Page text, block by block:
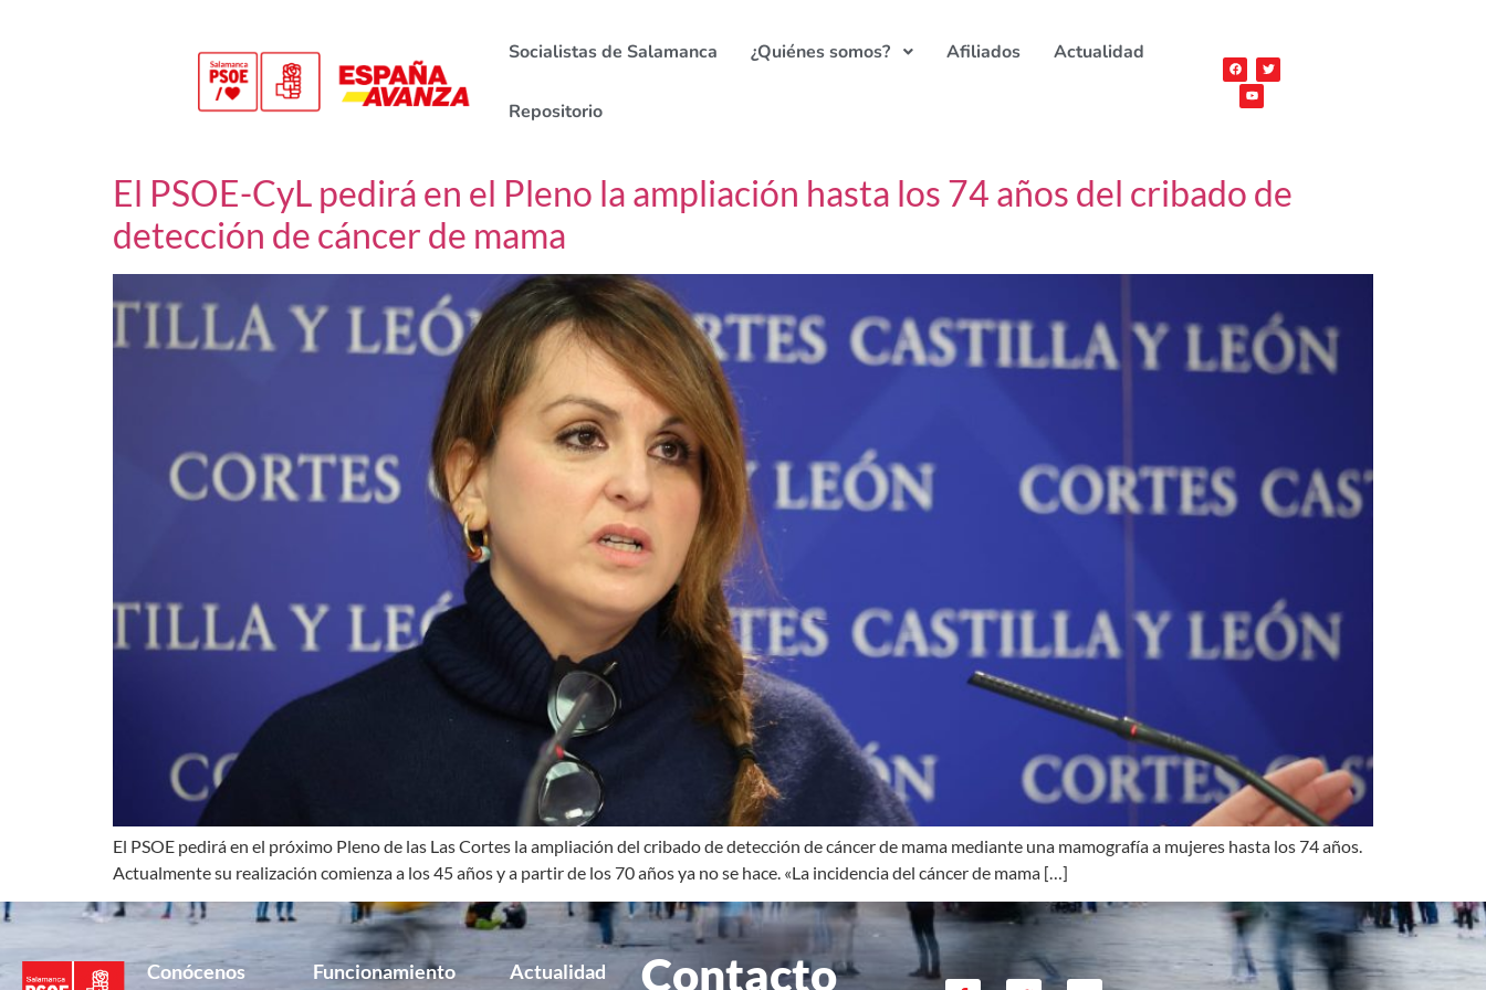
Socialistas de Salamanca ¿Quiénes somos? Afiliados Actualidad
Repositorio
El PSOE-CyL pedirá en el Pleno la ampliación hasta los 74 años del cribado de
detección de cáncer de mama
El PSOE pedirá en el próximo Pleno de las Las Cortes la ampliación del cribado de detección de cáncer de mama mediante una mamografía a mujeres hasta los 74 años.
Actualmente su realización comienza a los 45 años y a partir de los 70 años ya no se hace. «La incidencia del cáncer de mama […]
Conócenos Funcionamiento Actualidad Contacto